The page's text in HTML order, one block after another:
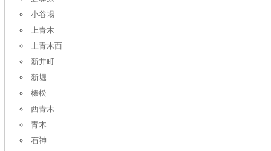
小谷場
上青木
上青木西
新井町
新堀
榛松
西青木
青木
石神